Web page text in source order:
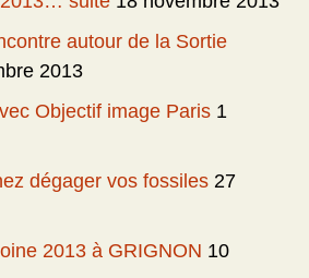
autour de la Sortie
2013
Objectif image Paris 1
dégager vos fossiles 27
2013 à GRIGNON 10